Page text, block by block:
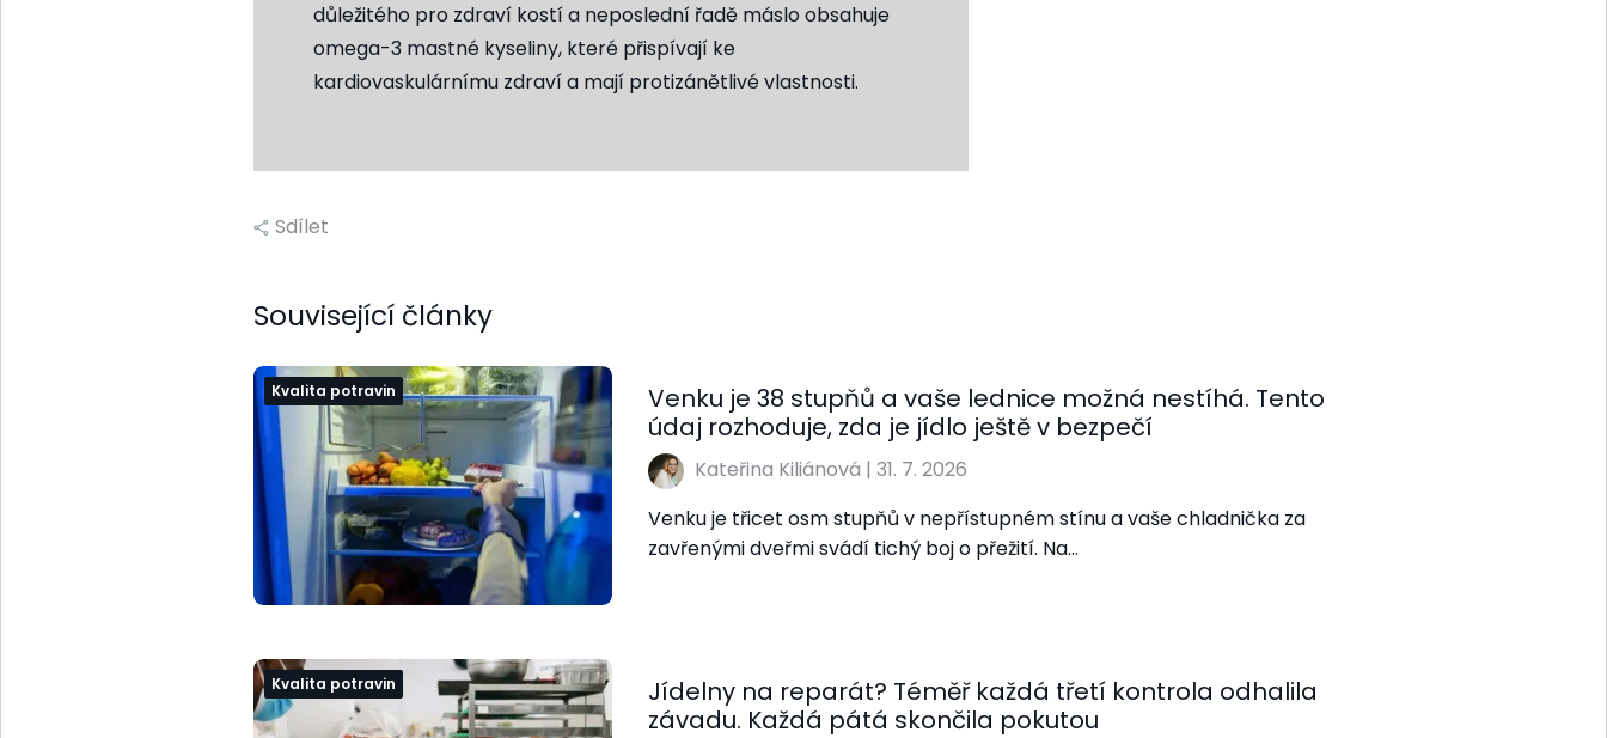
důležitého pro zdraví kostí a neposlední řadě máslo obsahuje
omega-3 mastné kyseliny, které přispívají ke
kardiovaskulárnímu zdraví a mají protizánětlivé vlastnosti.
Sdílet
Související články
Kvalita potravin
Venku je 38 stupňů a vaše lednice možná nestíhá. Tento
údaj rozhoduje, zda je jídlo ještě v bezpečí
Kateřina Kiliánová | 31. 7. 2026
Venku je třicet osm stupňů v nepřístupném stínu a vaše chladnička za
zavřenými dveřmi svádí tichý boj o přežití. Na…
Kvalita potravin
Jídelny na reparát? Téměř každá třetí kontrola odhalila
závadu. Každá pátá skončila pokutou